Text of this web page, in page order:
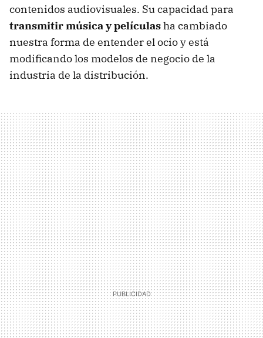
contenidos audiovisuales. Su capacidad para
transmitir música y películasha cambiado
nuestra forma de entender el ocio y está
modificando los modelos de negocio de la
industria de la distribución.